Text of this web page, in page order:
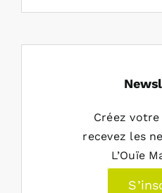
Créez
recevez les
L’Ouïe